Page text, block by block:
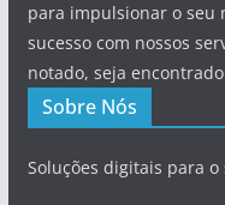
para impulsionar o seu
sucesso com nossos
notado, seja
Sobre Nós
Soluções digitais para o